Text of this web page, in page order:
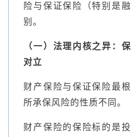
险与保证保险（特别是
别。
（一）法理内核之异：
对立
财产保险与保证保险最
所承保风险的性质不同。
财产保险的保险标的是